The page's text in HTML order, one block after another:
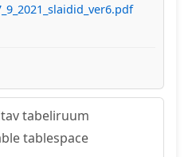
tabeliruum
tablespace